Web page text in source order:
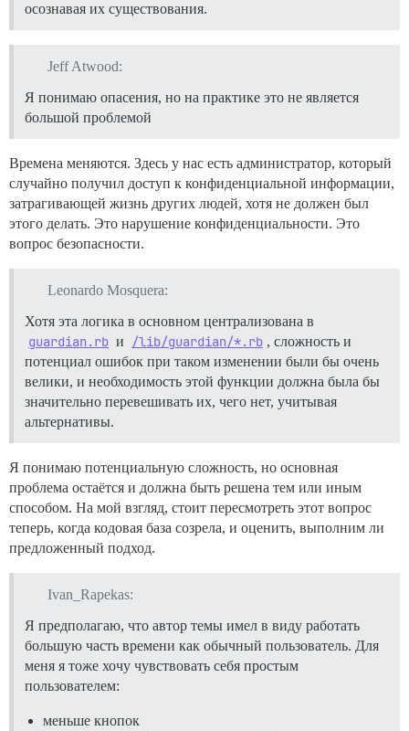
осознавая их существования.
Jeff Atwood:
Я понимаю опасения, но на практике это не является
большой проблемой
Времена меняются. Здесь у нас есть администратор, который
случайно получил доступ к конфиденциальной информации,
затрагивающей жизнь других людей, хотя не должен был
этого делать. Это нарушение конфиденциальности. Это
вопрос безопасности.
Leonardo Mosquera:
Хотя эта логика в основном централизована в
guardian.rb и /lib/guardian/*.rb , сложность и
потенциал ошибок при таком изменении были бы очень
велики, и необходимость этой функции должна была бы
значительно перевешивать их, чего нет, учитывая
альтернативы.
Я понимаю потенциальную сложность, но основная
проблема остаётся и должна быть решена тем или иным
способом. На мой взгляд, стоит пересмотреть этот вопрос
теперь, когда кодовая база созрела, и оценить, выполним ли
предложенный подход.
Ivan_Rapekas:
Я предполагаю, что автор темы имел в виду работать
большую часть времени как обычный пользователь. Для
меня я тоже хочу чувствовать себя простым
пользователем:
меньше кнопок